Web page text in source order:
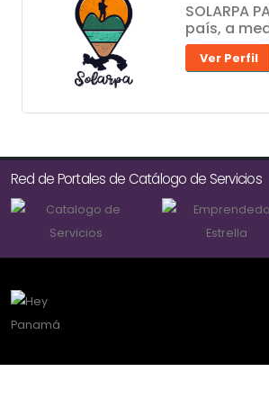
SOLARPA
país, a
Ver Perfil
Red de Portales de Catálogo de Servicios